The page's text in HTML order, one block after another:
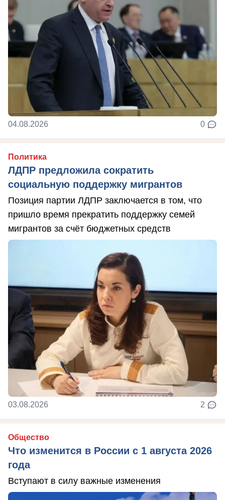
04.08.2026 0
Политика
ЛДПР предложила сократить
социальную поддержку мигрантов
Позиция партии ЛДПР заключается в том, что
пришло время прекратить поддержку семей
мигрантов за счёт бюджетных средств
03.08.2026 2
Общество
Что изменится в России с 1 августа 2026
года
Вступают в силу важные изменения